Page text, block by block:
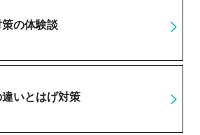
の体験談
いとはげ対策